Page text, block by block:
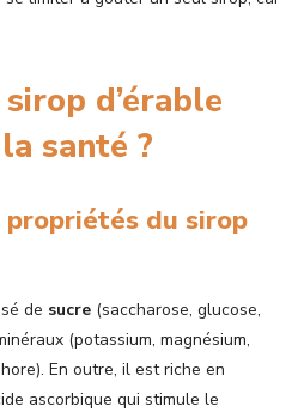
d’érable
santé ?
du sirop
de sucre (saccharose, glucose,
(potassium, magnésium,
En outre, il est riche en
ascorbique qui stimule le